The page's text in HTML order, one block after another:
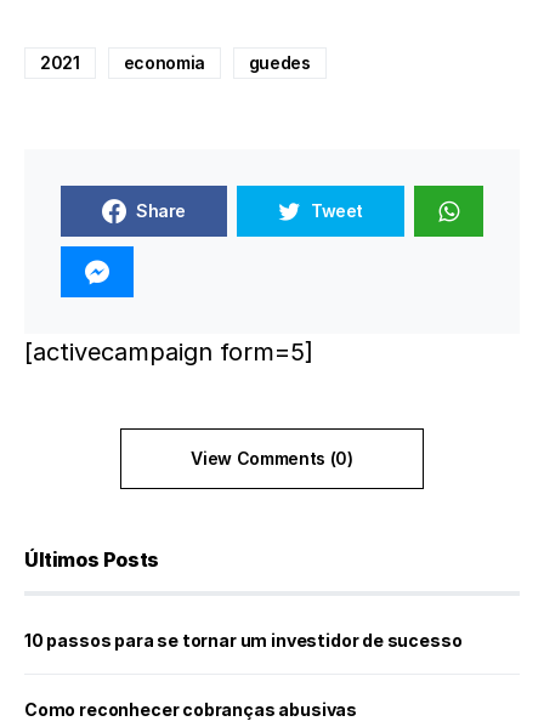
2021 economia guedes
Share Tweet
[activecampaign form=5]
View Comments (0)
Últimos Posts
10 passos para se tornar um investidor de sucesso
Como reconhecer cobranças abusivas